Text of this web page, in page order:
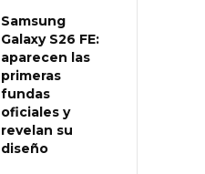
Samsung
Galaxy S26 FE:
aparecen las
primeras
fundas
oficiales y
revelan su
diseño